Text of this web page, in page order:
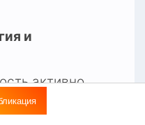
и
активно
решения.
растительные